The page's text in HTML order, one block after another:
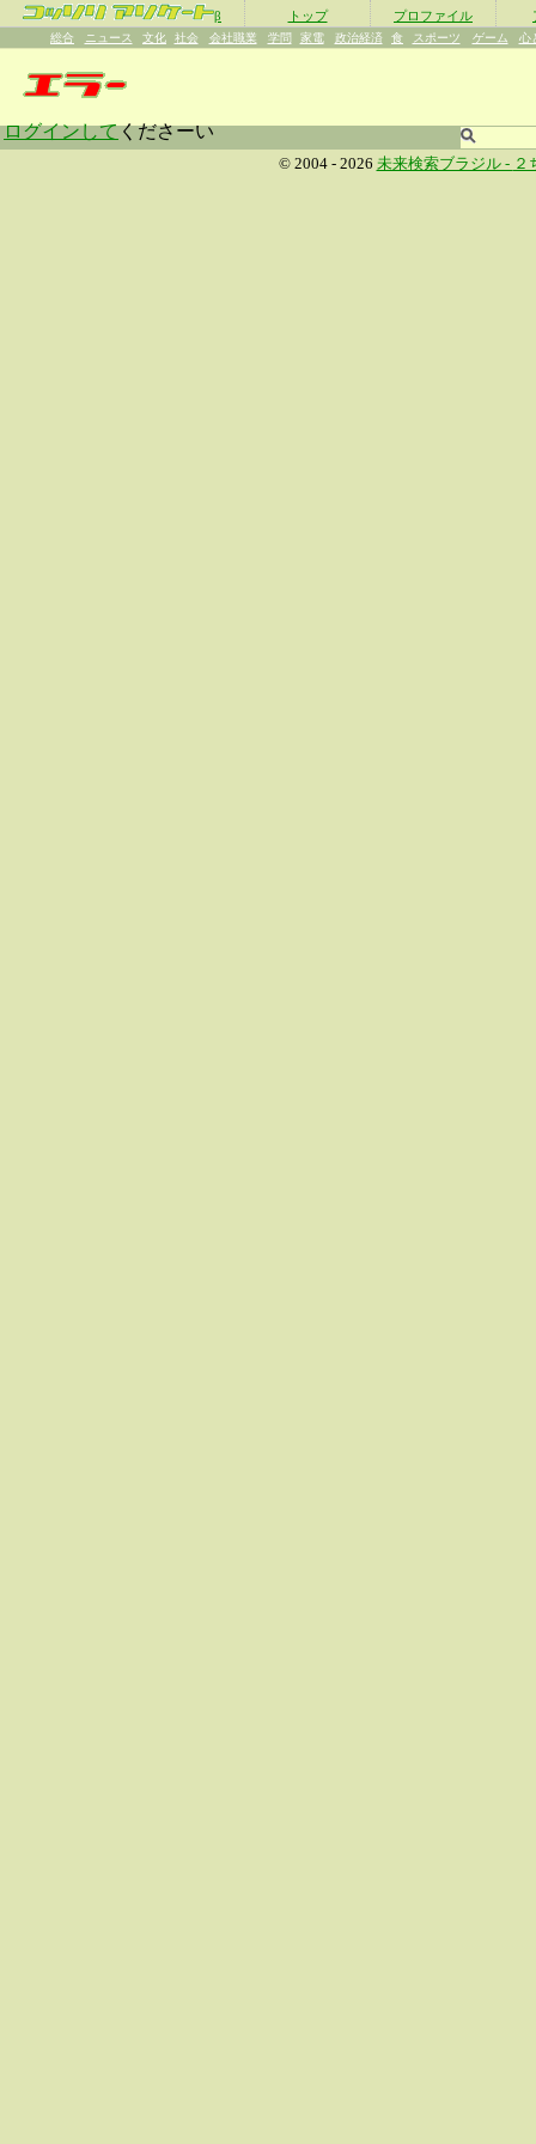
β トップ プロファイル
総合 ニュース 文化 社会 会社職業 学問 家電 政治経済 食 スポーツ ゲーム 心
ログインしてくださーい
© 2004 - 2026 未来検索ブラジル - ２